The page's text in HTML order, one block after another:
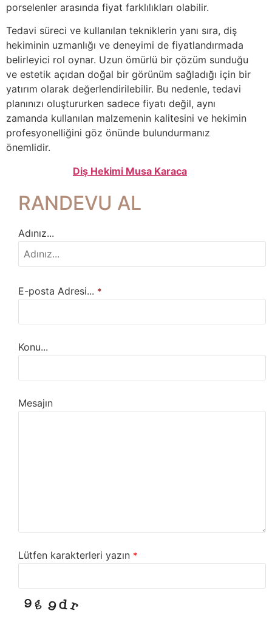
porselenler arasında fiyat farklılıkları olabilir.
Tedavi süreci ve kullanılan tekniklerin yanı sıra, diş
hekiminin uzmanlığı ve deneyimi de fiyatlandırmada
belirleyici rol oynar. Uzun ömürlü bir çözüm sunduğu
ve estetik açıdan doğal bir görünüm sağladığı için bir
yatırım olarak değerlendirilebilir. Bu nedenle, tedavi
planınızı oluştururken sadece fiyatı değil, aynı
zamanda kullanılan malzemenin kalitesini ve hekimin
profesyonelliğini göz önünde bulundurmanız
önemlidir.
Diş Hekimi Musa Karaca
RANDEVU AL
Adınız...
E-posta Adresi... *
Konu...
Mesajın
Lütfen karakterleri yazın *